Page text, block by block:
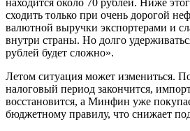
находится около 70 рублей. Ниже
сходить только при очень дорогой
валютной выручки экспортерами и
внутри страны. Но долго
рублей будет сложно».
Летом ситуация может измениться.
налоговый период закончится,
восстановится, а Минфин уже
бюджетному правилу, что снижает